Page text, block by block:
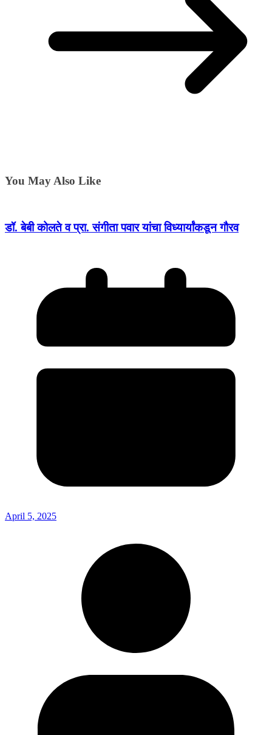
You May Also Like
डॉ. बेबी कोलते व प्रा. संगीता पवार यांचा विध्यार्यांकडून गौरव
April 5, 2025